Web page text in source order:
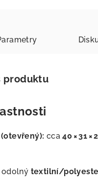
produktu
cca40 × 31 ×
odolný textilní/